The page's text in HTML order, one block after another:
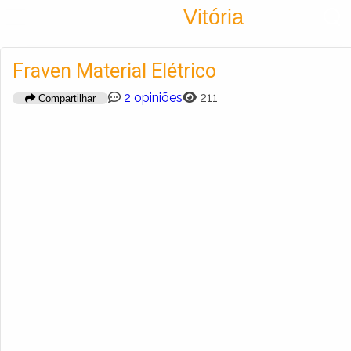
EncontraVitória
Criar conta
Fraven Material Elétrico
Compartilhar 2 opiniões 211